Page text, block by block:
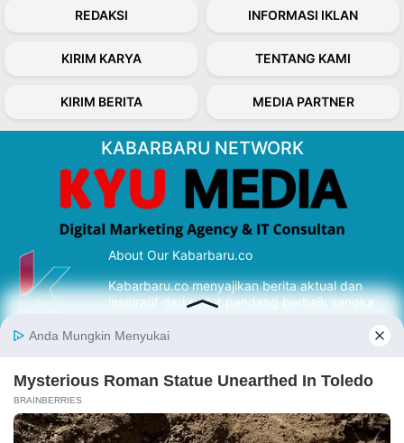
REDAKSI INFORMASI IKLAN
KIRIM KARYA TENTANG KAMI
KIRIM BERITA MEDIA PARTNER
KABARBARU NETWORK
About Our Kabarbaru.co
Kabarbaru.co menyajikan berita aktual dan
inspiratif dari sudut pandang berbaik sangka